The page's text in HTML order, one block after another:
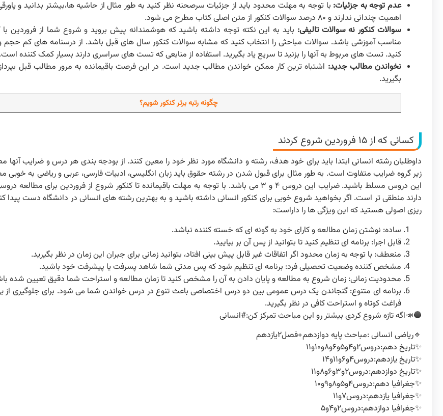
عدم توجه به جزئیات: با توجه به مهلت محدود باید از جزئیات سرصحنه نظر کنید به طور مثال از حاشیه ها،بیشتر بدانید و
اهمیت چندانی ندارند و ۸۰ درصد سوالات کنکور از متن اصلی کتاب مطرح می شود.
سوالات کنکور نه سوالات تالیفی: باید به این نکته توجه داشته باشید که هوشمندانه پیش بروید و شروع شما از فروردین
مناسب آموزشی باشد. سوالات مباحثی را انتخاب کنید که مشابه سوالات کنکور سال های قبل باشد. از درسنامه های کم حجم
کنید. تست های مربوط به آنها را بزنید تا سریع یاد بگیرید. استفاده از منابعی که تست های سراسری دارند بسیار کمک کننده است.
نخواندن مطالب جدید: اشتباه ترین کار ممکن خواندن مطالب جدید است. در این فرصت باقیمانده به مرور مطالب قبل بپردازید
بگیرید.
چگونه رتبه برتر کنکور شویم؟
کسانی که از ۱۵ فروردین شروع کردند
داوطلبان رشته انسانی ابتدا باید برای خود هدف، رشته و دانشگاه مورد نظر خود را معین کنند. از بودجه بندی هر درس و ضرایب آنها
زیر گروه ضرایب متفاوت است. به طور مثال برای قبول شدن در رشته حقوق باید زبان انگلیسی، ادبیات فارسی، عربی و ریاضی به خوبی
این دروس مسلط باشید. ضرایب این دروس ۴ و ۳ می باشد. با توجه به مهلت باقیمانده تا کنکور شروع از فروردین برای
دارند منطقی تر است. اگر بخواهید شروع خوبی برای کنکور انسانی داشته باشید و به بهترین رشته های انسانی در دانشگاه دست پیدا
ریزی اصولی هستید که این ویژگی ها را داراست:
ساده: نوشتن زمان مطالعه و کارای خود به گونه ای که خسته کننده نباشد.
قابل اجرا: برنامه ای تنظیم کنید تا بتوانید از پس آن بر بیایید.
منعطف: با توجه به زمان محدود اگر اتفاقات غیر قابل پیش بینی افتاد، بتوانید زمانی برای جبران این زمان در نظر بگیرید.
مشخص کننده وضعیت تحصیلی فرد: برنامه ای تنظیم شود که پس مدتی شما شاهد پسرفت یا پیشرفت خود باشید.
محدودیت زمانی: زمان شروع به مطالعه و پایان دادن به آن را مشخص کنید تا زمان مطالعه و استراحت شما دقیق تعیین شده
برنامه ای متنوع: گنجاندن یک درس عمومی بین دو درس اختصاصی باعث تنوع در درس خواندن شما می شود. برای جلوگیری از بی
فراغت کوتاه و استراحت کافی در نظر بگیرید.
🔵📣اگه تازه شروع کردی بیشتر رو این مباحث تمرکز کن:#انسانی
🔹ریاضی انسانی :مباحث پایه دوازدهم+فصل۲یازدهم
✨تاریخ دهم:دروس۲و۴و۵و۶و۸و۱۰و۱۱
✨تاریخ یازدهم:دروس۴و۶و۱۱و۱۴
✨تاریخ دوازدهم:دروس۲و۳و۶و۸و۱۱
✨جغرافیا دهم:دروس۴و۵و۸و۹و۱۰
✨جغرافیا یازدهم:دروس۷و۱۱
✨جغرافیا دوازدهم:دروس۲و۴و۵